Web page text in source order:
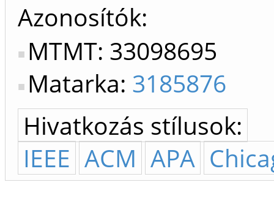
Azonosítók
MTMT: 33098695
Matarka: 3185876
Hivatkozás stílusok:
IEEE ACM APA